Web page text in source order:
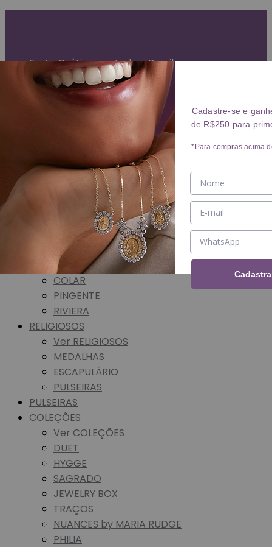
Frete Grátis para todo o Brasil
ALIANÇA
BRINCOS
Ver BRINCOS
ARGOLA
PIERCING
COLARES
Ver COLARES
COLAR
PINGENTE
RIVIERA
RELIGIOSOS
Ver RELIGIOSOS
MEDALHAS
ESCAPULÁRIO
PULSEIRAS
PULSEIRAS
COLEÇÕES
Ver COLEÇÕES
DUET
HYGGE
SAGRADO
JEWELRY BOX
TRAÇOS
NUANCES by MARIA RUDGE
PHILIA
Cadastre-se e
de R$250 para
*Para compras acima